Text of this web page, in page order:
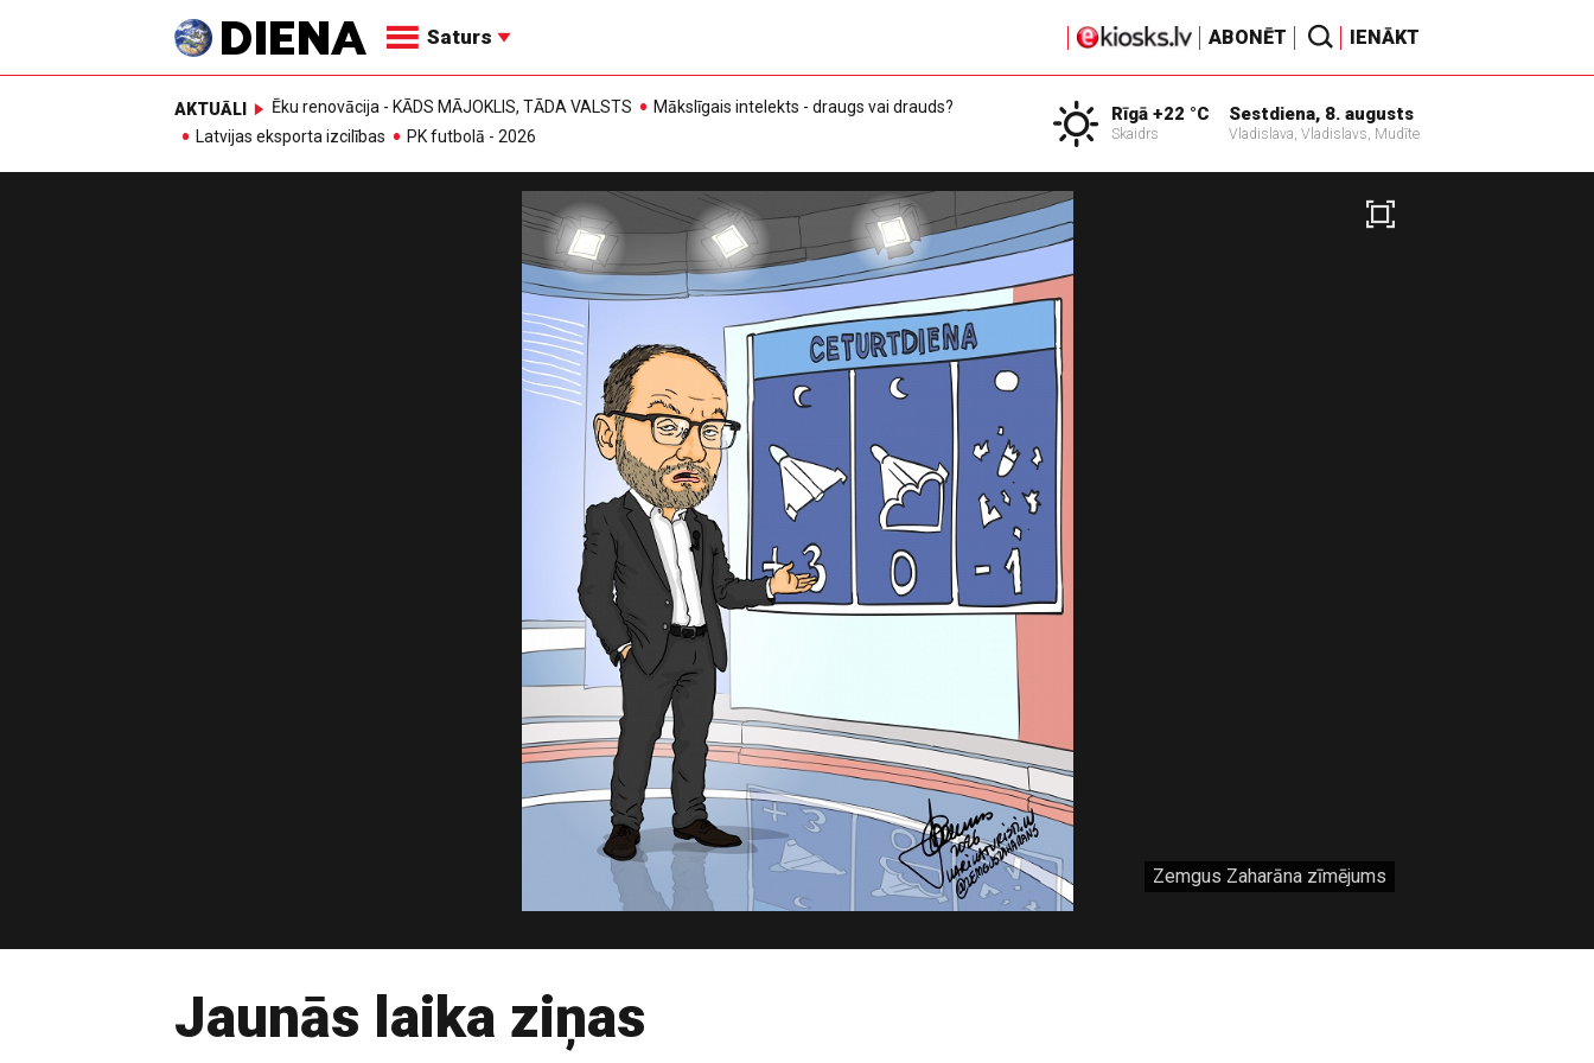
Saturs ABONĒT IENĀKT
AKTUĀLI Ēku renovācija - KĀDS MĀJOKLIS, TĀDA VALSTS
Mākslīgais intelekts - draugs vai drauds?
Latvijas eksporta izcilības
PK futbolā - 2026
Rīgā +22 °C
Skaidrs
Sestdiena, 8. augusts
Vladislava, Vladislavs, Mudīte
Zemgus Zaharāna zīmējums
Jaunās laika ziņas